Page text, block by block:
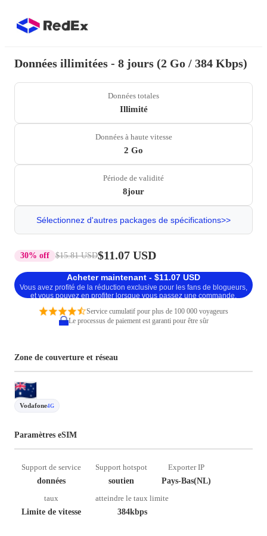
Données illimitées - 8 jours (2 Go / 384 Kbps)
Données totales
Illimité
Données à haute vitesse
2 Go
Période de validité
8jour
Sélectionnez d'autres packages de spécifications>>
30% off $15.81 USD$11.07 USD
Acheter maintenant - $11.07 USD
Vous avez profité de la réduction exclusive pour les fans de blogueurs,
et vous pouvez en profiter lorsque vous passez une commande.
Service cumulatif pour plus de 100 000 voyageurs
Le processus de paiement est garanti pour être sûr
Zone de couverture et réseau
Vodafone4G
Paramètres eSIM
Support de service
données
Support hotspot
soutien
Exporter IP
Pays-Bas(NL)
taux
Limite de vitesse
atteindre le taux limite
384kbps